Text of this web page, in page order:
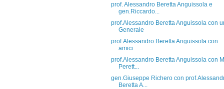
prof. Alessandro Beretta Anguissola e
gen.Riccardo...
prof.Alessandro Beretta Anguissola con
Generale
prof.Alessandro Beretta Anguissola con
amici
prof.Alessandro Beretta Anguissola con
Perett...
gen.Giuseppe Richero con
Beretta A...